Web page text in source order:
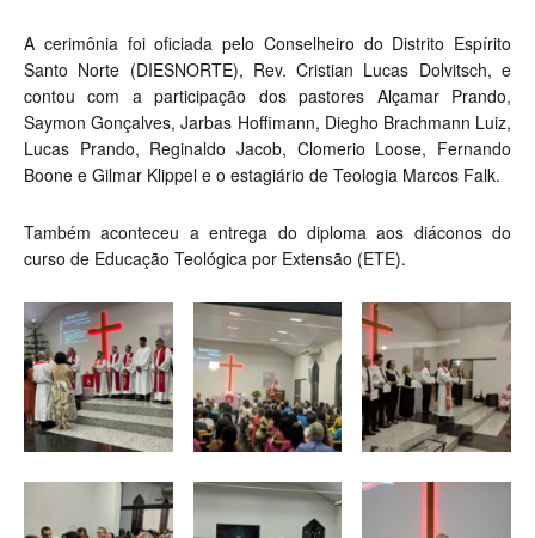
A cerimônia foi oficiada pelo Conselheiro do Distrito Espírito
Santo Norte (DIESNORTE), Rev. Cristian Lucas Dolvitsch, e
contou com a participação dos pastores Alçamar Prando,
Saymon Gonçalves, Jarbas Hoffimann, Diegho Brachmann Luiz,
Lucas Prando, Reginaldo Jacob, Clomerio Loose, Fernando
Boone e Gilmar Klippel e o estagiário de Teologia Marcos Falk.
Também aconteceu a entrega do diploma aos diáconos do
curso de Educação Teológica por Extensão (ETE).